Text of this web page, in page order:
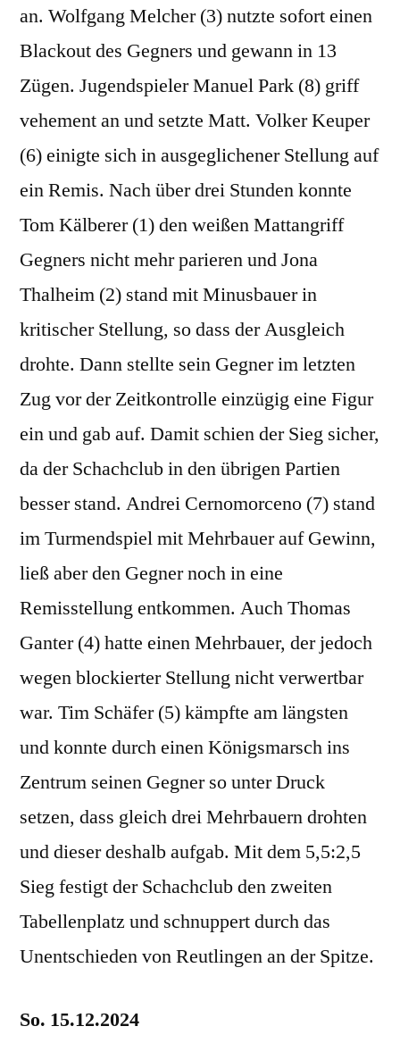
an. Wolfgang Melcher (3) nutzte sofort einen
Blackout des Gegners und gewann in 13
Zügen. Jugendspieler Manuel Park (8) griff
vehement an und setzte Matt. Volker Keuper
(6) einigte sich in ausgeglichener Stellung auf
ein Remis. Nach über drei Stunden konnte
Tom Kälberer (1) den weißen Mattangriff
Gegners nicht mehr parieren und Jona
Thalheim (2) stand mit Minusbauer in
kritischer Stellung, so dass der Ausgleich
drohte. Dann stellte sein Gegner im letzten
Zug vor der Zeitkontrolle einzügig eine Figur
ein und gab auf. Damit schien der Sieg sicher,
da der Schachclub in den übrigen Partien
besser stand. Andrei Cernomorceno (7) stand
im Turmendspiel mit Mehrbauer auf Gewinn,
ließ aber den Gegner noch in eine
Remisstellung entkommen. Auch Thomas
Ganter (4) hatte einen Mehrbauer, der jedoch
wegen blockierter Stellung nicht verwertbar
war. Tim Schäfer (5) kämpfte am längsten
und konnte durch einen Königsmarsch ins
Zentrum seinen Gegner so unter Druck
setzen, dass gleich drei Mehrbauern drohten
und dieser deshalb aufgab. Mit dem 5,5:2,5
Sieg festigt der Schachclub den zweiten
Tabellenplatz und schnuppert durch das
Unentschieden von Reutlingen an der Spitze.
So. 15.12.2024